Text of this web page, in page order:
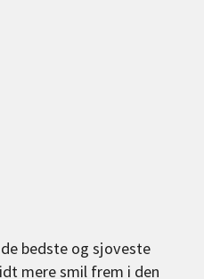
bedste og sjoveste
mere smil frem i den